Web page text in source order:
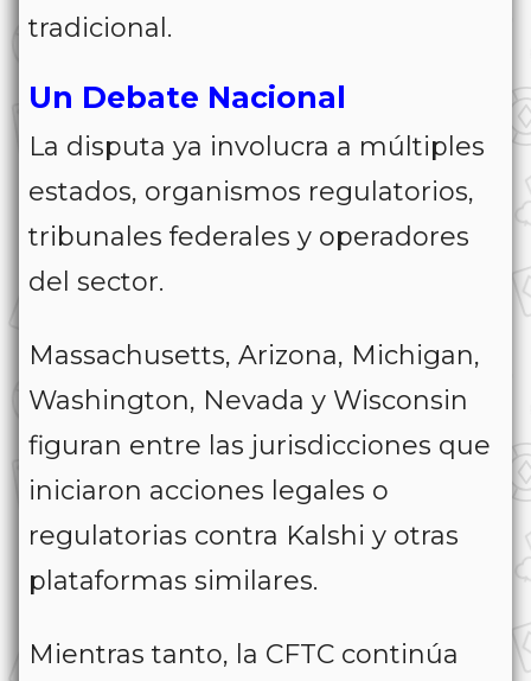
tradicional.
Un Debate Nacional
La disputa ya involucra a múltiples
estados, organismos regulatorios,
tribunales federales y operadores
del sector.
Massachusetts, Arizona, Michigan,
Washington, Nevada y Wisconsin
figuran entre las jurisdicciones que
iniciaron acciones legales o
regulatorias contra Kalshi y otras
plataformas similares.
Mientras tanto, la CFTC continúa